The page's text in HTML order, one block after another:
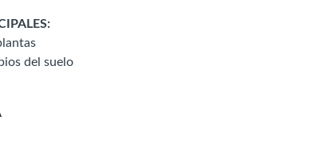
del suelo